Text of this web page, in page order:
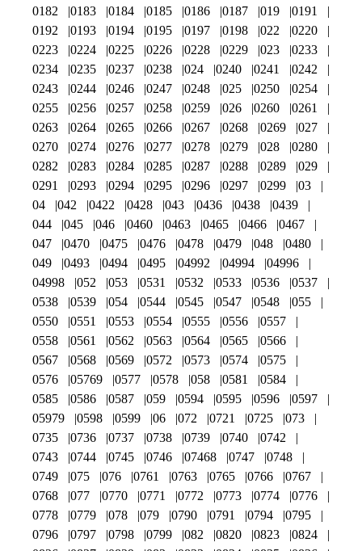
0182 0183 0184 0185 0186 0187 019
0191
0192
0193 0194 0195 0197 0198 022
0220
0223
0224 0225 0226 0228 0229 023
0233
0234
0235 0237 0238 024 0240 0241
0242
0243
0244 0246 0247 0248 025 0250
0254
0255
0256 0257 0258 0259 026 0260
0261
0263
0264 0265 0266 0267 0268 0269
027
0270
0274 0276 0277 0278 0279 028
0280
0282
0283 0284 0285 0287 0288 0289
029
0291
0293 0294 0295 0296 0297 0299
03
04
042 0422 0428 043 0436 0438
0439
044
045 046 0460 0463 0465 0466
0467
047
0470 0475 0476 0478 0479 048
0480
049
0493 0494 0495 04992 04994
04996
04998
052 053 0531 0532 0533 0536
0537
0538
0539 054 0544 0545 0547 0548
055
0550
0551 0553 0554 0555 0556
0557
0558
0561 0562 0563 0564 0565
0566
0567
0568 0569 0572 0573 0574
0575
0576
05769 0577 0578 058 0581
0584
0585
0586 0587 059 0594 0595 0596
0597
05979
0598 0599 06 072 0721 0725
073
0735
0736 0737 0738 0739 0740
0742
0743
0744 0745 0746 07468 0747
0748
0749
075 076 0761 0763 0765 0766
0767
0768
077 0770 0771 0772 0773 0774
0776
0778
0779 078 079 0790 0791 0794
0795
0796
0797 0798 0799 082 0820 0823
0824